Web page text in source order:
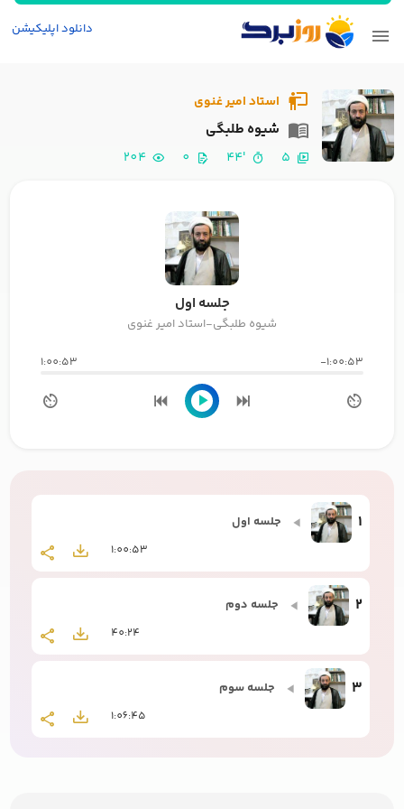
دانلود اپلیکیشن
استاد امیر غنوی
شیوه طلبگی
5
'44
0
204
جلسه اول
شیوه طلبگی-استاد امیر غنوی
-1:00:53
1:00:53
1 جلسه اول
1:00:53
2 جلسه دوم
40:24
3 جلسه سوم
1:06:45